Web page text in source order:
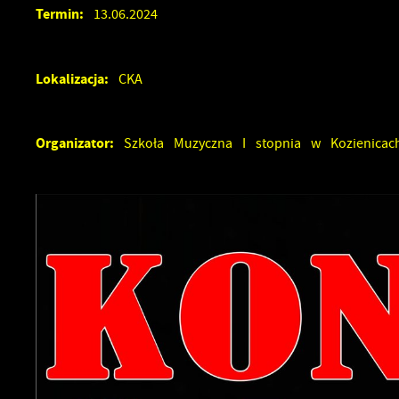
Termin: 13.06.2024
Lokalizacja: CKA
Organizator: Szkoła Muzyczna I stopnia w